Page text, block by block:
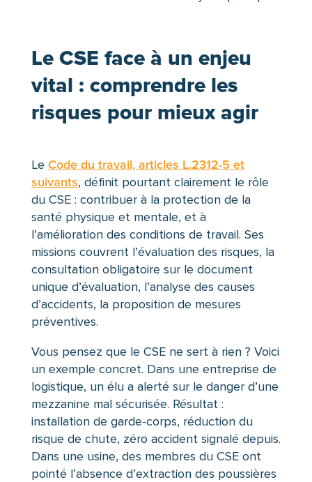
Le CSE face à un enjeu
vital : comprendre les
risques pour mieux agir
Le Code du travail, articles L.2312-5 et
suivants, définit pourtant clairement le rôle
du CSE : contribuer à la protection de la
santé physique et mentale, et à
l’amélioration des conditions de travail. Ses
missions couvrent l’évaluation des risques, la
consultation obligatoire sur le document
unique d’évaluation, l’analyse des causes
d’accidents, la proposition de mesures
préventives.
Vous pensez que le CSE ne sert à rien ? Voici
un exemple concret. Dans une entreprise de
logistique, un élu a alerté sur le danger d’une
mezzanine mal sécurisée. Résultat :
installation de garde-corps, réduction du
risque de chute, zéro accident signalé depuis.
Dans une usine, des membres du CSE ont
pointé l’absence d’extraction des poussières